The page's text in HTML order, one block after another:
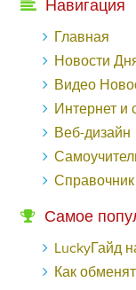
Навигация
Главная
Новости
Видео
Интернет и
Веб-дизайн
Справочник
Самое
LuckyГайд на
Как обменять